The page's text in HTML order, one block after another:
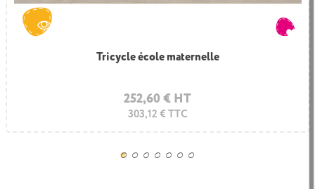
Tricycle école maternelle
252,60 € HT
303,12 € TTC
Feu de signalisation parcours vélo maternelle
116,50 € HT
139,80 € TTC